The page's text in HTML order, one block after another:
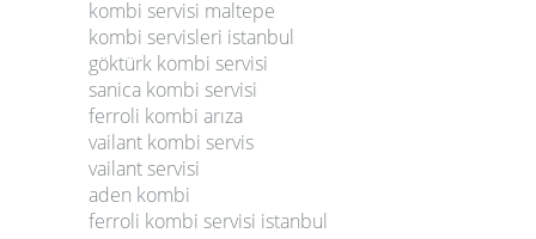
kombi servisi maltepe
kombi servisleri istanbul
göktürk kombi servisi
sanica kombi servisi
ferroli kombi arıza
vailant kombi servis
vailant servisi
aden kombi
ferroli kombi servisi istanbul